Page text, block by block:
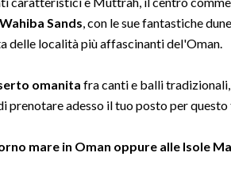
Wahiba Sands, con le sue fantastiche
delle località più affascinanti del'Oman.
omanita fra canti e balli
adesso il tuo posto per
mare in Oman oppure alle Isole